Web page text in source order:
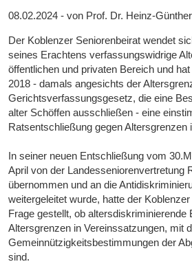
08.02.2024 - von Prof. Dr. Heinz-
Der Koblenzer Seniorenbeirat wendet
seines Erachtens verfassungswidrige
öffentlichen und privaten Bereich und
2018 - damals angesichts der
Gerichtsverfassungsgesetz, die eine
alter Schöffen ausschließen - eine
Ratsentschließung gegen Altersgrenzen
In seiner neuen Entschließung vom
April von der Landesseniorenvertretung
übernommen und an die
weitergeleitet wurde, hatte der
Frage gestellt, ob altersdiskriminierende
Altersgrenzen in Vereinssatzungen, mit
Gemeinnützigkeitsbestimmungen der
sind.